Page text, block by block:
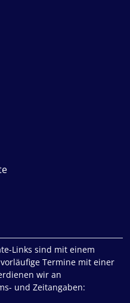
Links sind mit einem
Termine mit einer
wir an
und Zeitangaben: